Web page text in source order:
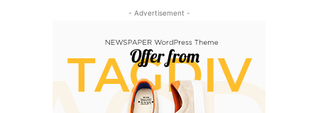
- Advertisement -